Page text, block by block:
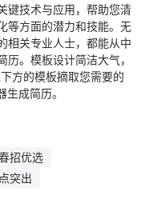
键技术与应用，帮助您清
等方面的潜力和技能。无
相关专业人士，都能从中
。模板设计简洁大气，
方的模板摘取您需要的
成简历。
招优选
突出